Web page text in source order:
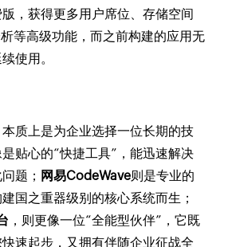
，获得更多用户席位、存储空间
等高级功能，而之前构建的应用无
使用。
质上是为企业选择一位长期的技
是贴心的“快捷工具”，能迅速解决
题； 网易CodeWave则是专业的
国之重器级别的核心系统而生；
，则更像一位“全能型伙伴”，它既
速起步，又拥有伴随企业征战全